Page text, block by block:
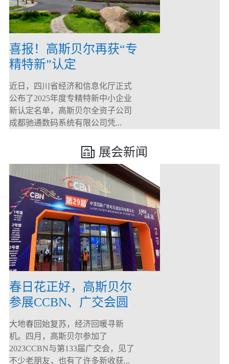
喜报！高斯贝尔再获“专
精特新”认定
近日，四川省经济和信息化厅正式
公布了2025年度专精特新中小企业
新认定名单，高斯贝尔全资子公司
成都驰通数码系统有限公司凭...
展会新闻
春日花正好，高斯贝尔
参展CCBN、广交会圆
满落幕！
大地春回始复苏，经济回暖寻新
机。四月，高斯贝尔参加了
2023CCBN与第133届广交会，见了
不少老朋友，也有了许多新收获...